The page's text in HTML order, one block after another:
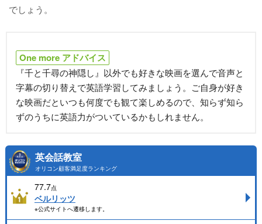
でしょう。
One more アドバイス
『千と千尋の神隠し』以外でも好きな映画を選んで音声と
字幕の切り替えで英語学習してみましょう。ご自身が好き
な映画だといつも何度でも観て楽しめるので、知らず知ら
ずのうちに英語力がついているかもしれません。
英会話教室
オリコン顧客満足度ランキング
77.7点
ベルリッツ
※公式サイトへ遷移します。